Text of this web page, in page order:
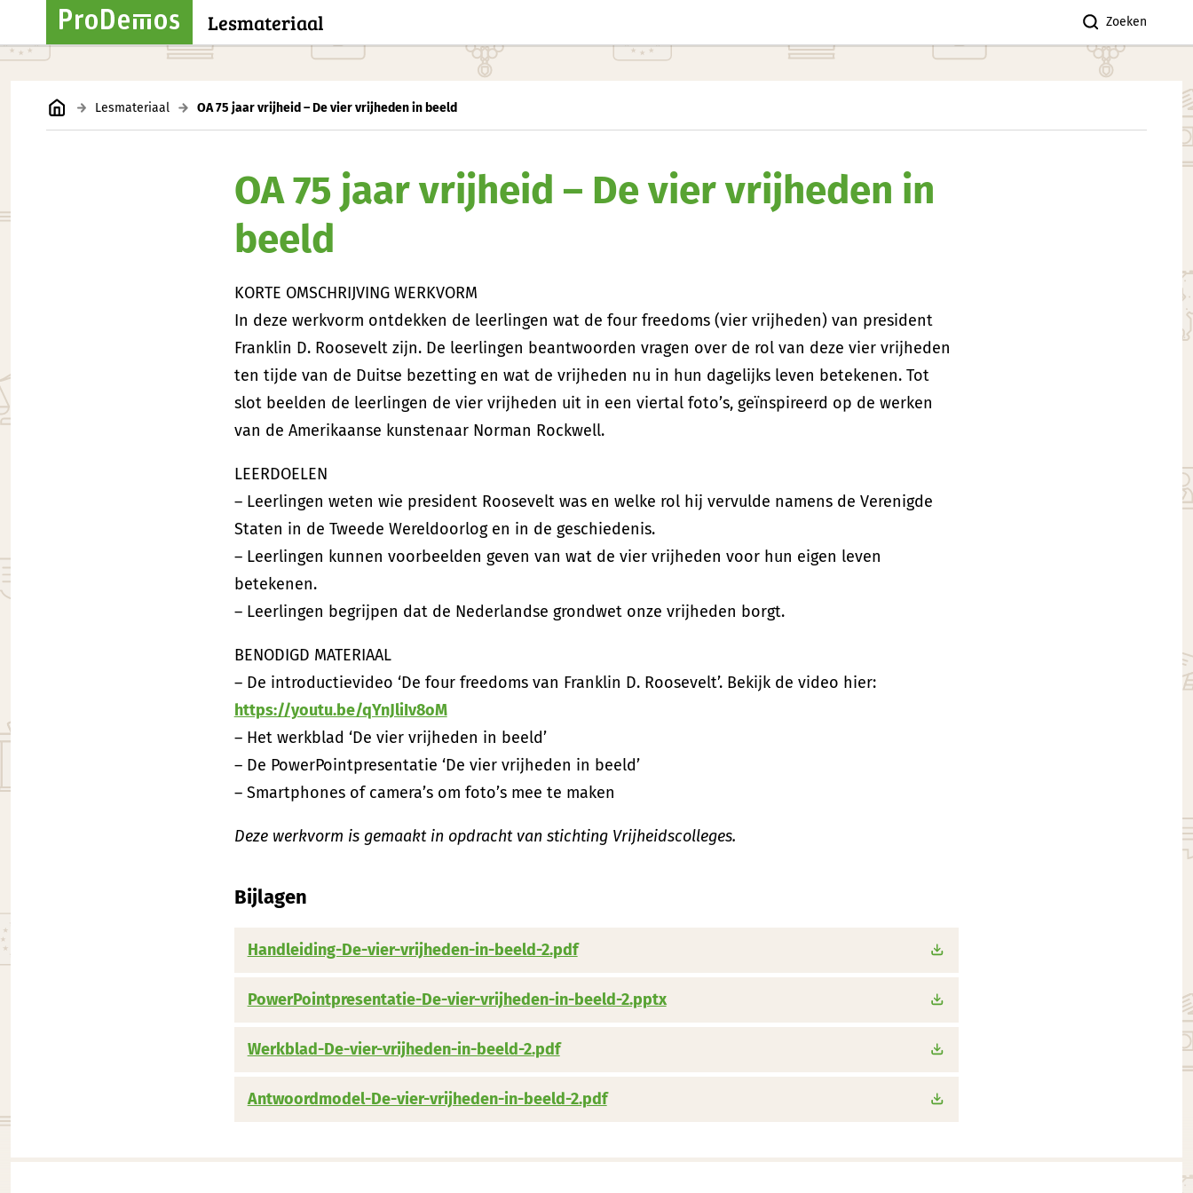
Lesmateriaal Zoeken
Lesmateriaal OA 75 jaar vrijheid – De vier vrijheden in beeld
OA 75 jaar vrijheid – De vier vrijheden in
beeld
KORTE OMSCHRIJVING WERKVORM
In deze werkvorm ontdekken de leerlingen wat de four freedoms (vier vrijheden) van president
Franklin D. Roosevelt zijn. De leerlingen beantwoorden vragen over de rol van deze vier vrijheden
ten tijde van de Duitse bezetting en wat de vrijheden nu in hun dagelijks leven betekenen. Tot
slot beelden de leerlingen de vier vrijheden uit in een viertal foto’s, geïnspireerd op de werken
van de Amerikaanse kunstenaar Norman Rockwell.
LEERDOELEN
– Leerlingen weten wie president Roosevelt was en welke rol hij vervulde namens de Verenigde
Staten in de Tweede Wereldoorlog en in de geschiedenis.
– Leerlingen kunnen voorbeelden geven van wat de vier vrijheden voor hun eigen leven
betekenen.
– Leerlingen begrijpen dat de Nederlandse grondwet onze vrijheden borgt.
BENODIGD MATERIAAL
– De introductievideo ‘De four freedoms van Franklin D. Roosevelt’. Bekijk de video hier:
https://youtu.be/qYnJliIv8oM
– Het werkblad ‘De vier vrijheden in beeld’
– De PowerPointpresentatie ‘De vier vrijheden in beeld’
– Smartphones of camera’s om foto’s mee te maken
Deze werkvorm is gemaakt in opdracht van stichting Vrijheidscolleges.
Bijlagen
Handleiding-De-vier-vrijheden-in-beeld-2.pdf
PowerPointpresentatie-De-vier-vrijheden-in-beeld-2.pptx
Werkblad-De-vier-vrijheden-in-beeld-2.pdf
Antwoordmodel-De-vier-vrijheden-in-beeld-2.pdf